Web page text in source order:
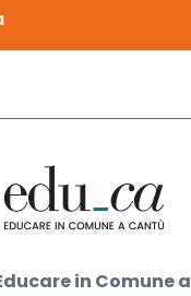
in Comune